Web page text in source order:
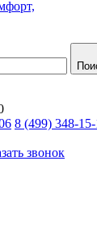
8 (499) 348-15-
звонок